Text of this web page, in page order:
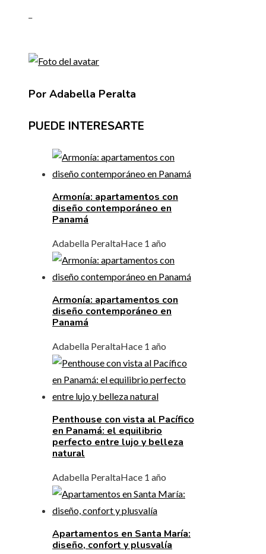
Por Adabella Peralta
PUEDE INTERESARTE
Armonía: apartamentos con
diseño contemporáneo en
Panamá
Adabella PeraltaHace 1 año
Armonía: apartamentos con
diseño contemporáneo en
Panamá
Adabella PeraltaHace 1 año
Penthouse con vista al Pacífico
en Panamá: el equilibrio
perfecto entre lujo y belleza
natural
Adabella PeraltaHace 1 año
Apartamentos en Santa María:
diseño, confort y plusvalía